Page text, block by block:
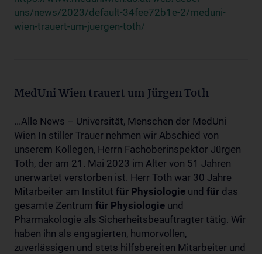
uns/news/2023/default-34fee72b1e-2/meduni-
wien-trauert-um-juergen-toth/
MedUni Wien trauert um Jürgen Toth
...Alle News – Universität, Menschen der MedUni
Wien In stiller Trauer nehmen wir Abschied von
unserem Kollegen, Herrn Fachoberinspektor Jürgen
Toth, der am 21. Mai 2023 im Alter von 51 Jahren
unerwartet verstorben ist. Herr Toth war 30 Jahre
Mitarbeiter am Institut für Physiologie und für das
gesamte Zentrum für Physiologie und
Pharmakologie als Sicherheitsbeauftragter tätig. Wir
haben ihn als engagierten, humorvollen,
zuverlässigen und stets hilfsbereiten Mitarbeiter und